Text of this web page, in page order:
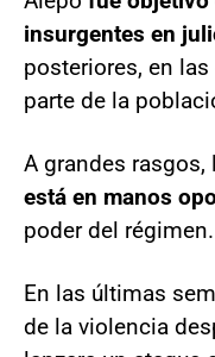
insurgentes en
posteriores, en
parte de la
A grandes
está en manos
poder del régimen.
En las últimas
de la violencia